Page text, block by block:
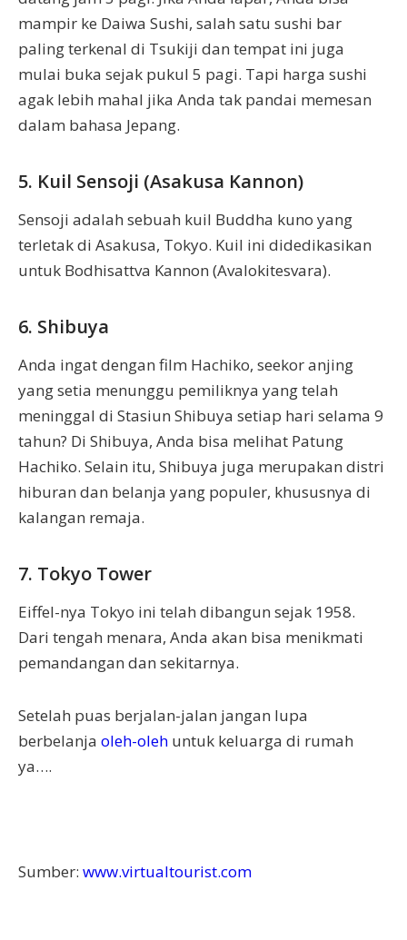
mampir ke Daiwa Sushi, salah satu sushi bar
paling terkenal di Tsukiji dan tempat ini juga
mulai buka sejak pukul 5 pagi. Tapi harga sushi
agak lebih mahal jika Anda tak pandai memesan
dalam bahasa Jepang.
5. Kuil Sensoji (Asakusa Kannon)
Sensoji adalah sebuah kuil Buddha kuno yang
terletak di Asakusa, Tokyo. Kuil ini didedikasikan
untuk Bodhisattva Kannon (Avalokitesvara).
6. Shibuya
Anda ingat dengan film Hachiko, seekor anjing
yang setia menunggu pemiliknya yang telah
meninggal di Stasiun Shibuya setiap hari selama 9
tahun? Di Shibuya, Anda bisa melihat Patung
Hachiko. Selain itu, Shibuya juga merupakan distri
hiburan dan belanja yang populer, khususnya di
kalangan remaja.
7. Tokyo Tower
Eiffel-nya Tokyo ini telah dibangun sejak 1958.
Dari tengah menara, Anda akan bisa menikmati
pemandangan dan sekitarnya.
Setelah puas berjalan-jalan jangan lupa
berbelanja oleh-oleh untuk keluarga di rumah
ya….
Sumber: www.virtualtourist.com